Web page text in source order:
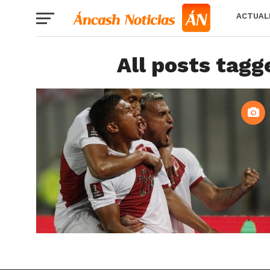
All posts